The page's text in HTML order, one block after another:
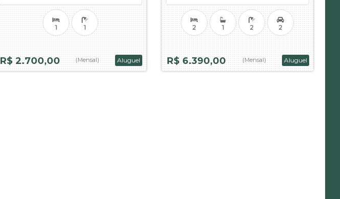
Aluguel
R$ 2.700,00 (Mensal)
1 1
Aluguel
R$ 6.390,00 (Mensal)
2 1 2 2